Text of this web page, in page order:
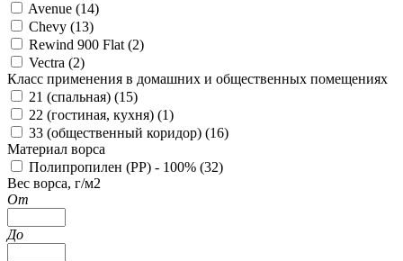
Avenue (14)
Chevy (13)
Rewind 900 Flat (2)
Vectra (2)
Класс применения в домашних и общественных помещениях
21 (спальная) (15)
22 (гостиная, кухня) (1)
33 (общественный коридор) (16)
Материал ворса
Полипропилен (PP) - 100% (32)
Вес ворса, г/м2
От
До